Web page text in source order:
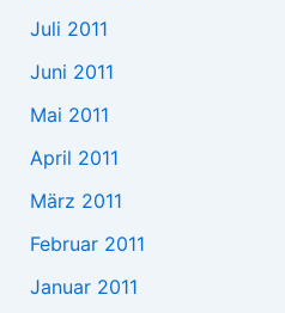
Juli 2011
Juni 2011
Mai 2011
April 2011
März 2011
Februar 2011
Januar 2011